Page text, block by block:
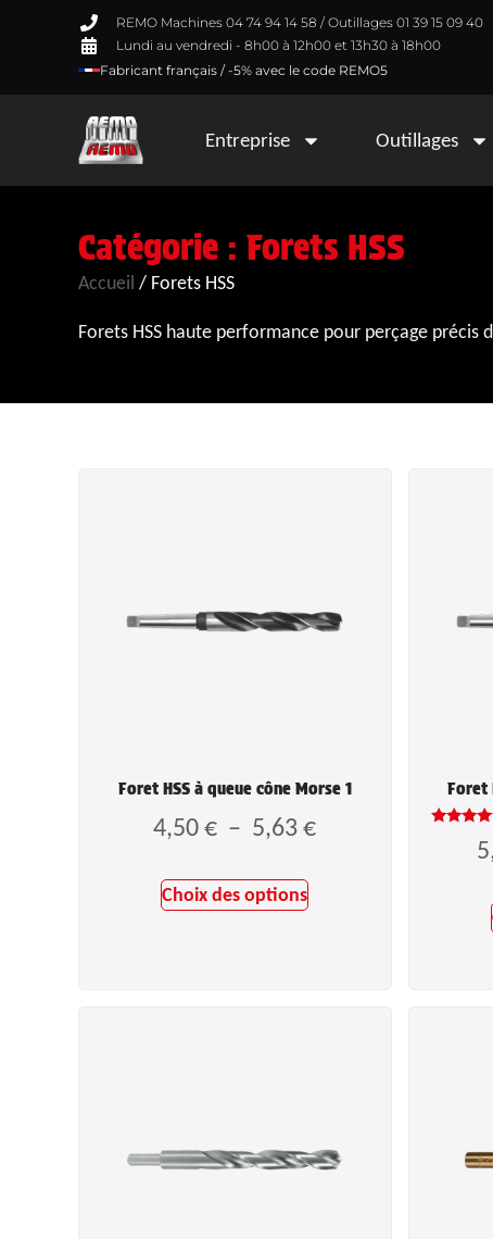
REMO Machines 04 74 94 14 58 / Outillages 01 39 15 09 40
Lundi au vendredi - 8h00 à 12h00 et 13h30 à 18h00
Fabricant français / -5% avec le code REMO5
Entreprise Outillages
Catégorie : Forets HSS
Accueil / Forets HSS
Forets HSS haute performance pour perçage
Foret HSS à queue cône Morse 1
4,50€ – 5,63€
Choix des options
Foret
5.00
sur 5